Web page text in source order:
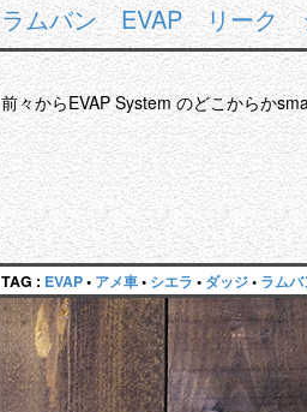
ラムバン EVAP リーク
前々からEVAP System のどこからか
TAG : EVAP• アメ車• シエラ • ダッジ• ラム